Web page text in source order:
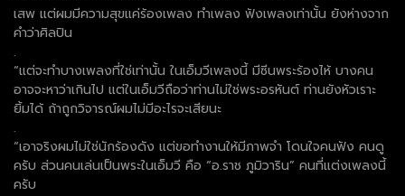
เสพ แต่ผมมีความสุขแค่ร้องเพลง ทำเพลง ฟังเพลงเท่านั้น ยังห่างจาก
คำว่าศิลปิน
.
“แต่จะทำบางเพลงที่ใช่เท่านั้น ในเอ็มวีเพลงนี้ มีซีนพระร้องไห้ บางคน
อาจจะหาว่าเกินไป แต่ในเอ็มวีถือว่าท่านไม่ใช่พระอรหันต์ ท่านยังหัวเราะ
ยิ้มได้ ถ้าถูกวิจารณ์ผมไม่มีอะไรจะเสียนะ
.
“เอาจริงผมไม่ใช่นักร้องดัง แต่ขอทำงานให้มีภาพจำ โดนใจคนฟัง คนดู
ครับ ส่วนคนเล่นเป็นพระในเอ็มวี คือ “อ.ราช ภูมิวาริน” คนที่แต่งเพลงนี้
ครับ